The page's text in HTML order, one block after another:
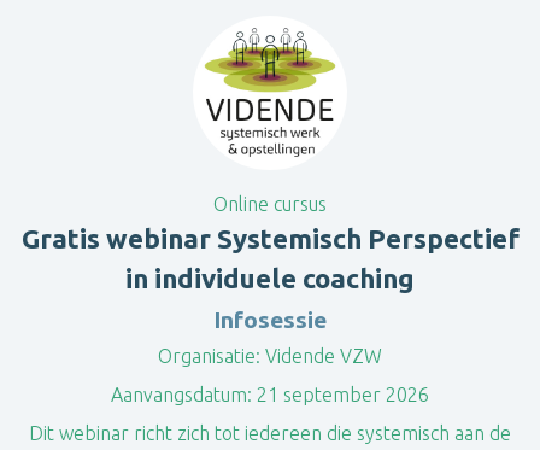
Online cursus
Gratis webinar Systemisch Perspectief
in individuele coaching
Infosessie
Organisatie: Vidende VZW
Aanvangsdatum: 21 september 2026
Dit webinar richt zich tot iedereen die systemisch aan de